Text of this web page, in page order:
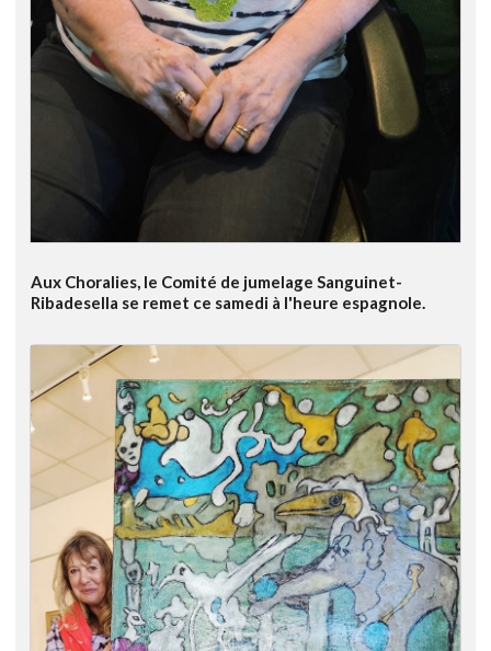
Aux Choralies, le Comité de jumelage Sanguinet-
Ribadesella se remet ce samedi à l'heure espagnole.